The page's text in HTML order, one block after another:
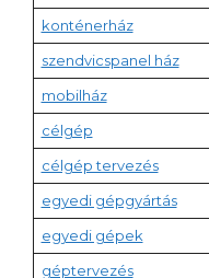
konténerház
szendvicspanel ház
mobilház
célgép
célgép tervezés
egyedi gépgyártás
egyedi gépek
géptervezés